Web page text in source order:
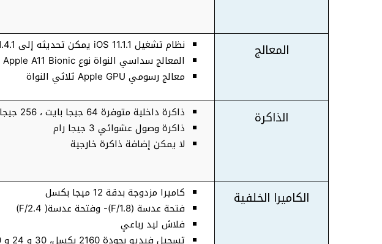
المعالج
نظام تشغيل iOS 11.1.1 يمكن تحديثه إلى iOS 11.4.1
المعالج سداسي النواة نوع Apple A11 Bionic بسرعة 2.39 جيجا هيرتز
معالج رسومي Apple GPU ثلاثي النواة
الذاكرة
ذاكرة داخلية متوفرة 64 جيجا بايت ، 256 جيجا بايت
ذاكرة وصول عشوائي 3 جيجا رام
لا يمكن إضافة ذاكرة خارجية
الكاميرا الخلفية
كاميرا مزدوجة بدقة 12 ميجا بكسل
فتحة عدسة (F/1.8)- وفتحة عدسة( F/2.4)
فلاش ليد رباعي